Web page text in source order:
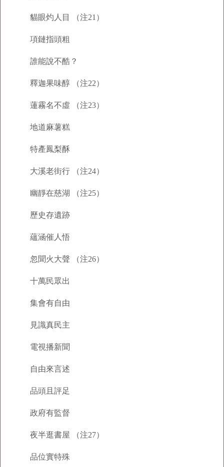
貓眼灼人目 （注21）
項鏈指頭粗
誰能說不酷？
釋迦果味醇 （注22）
蓮霧名不虛 （注23）
地道麻薯糕
特產鳳梨酥
大溪老街行 （注24）
幽靜在慈湖 （注25）
歷史存遺跡
蘊涵催人悟
忽聞火大聲 （注26）
十萬民眾出
集會有自由
見識真民主
電視播新聞
自由來言述
品頭且評足
政府有監督
夜半逛書屋 （注27）
品位實特殊